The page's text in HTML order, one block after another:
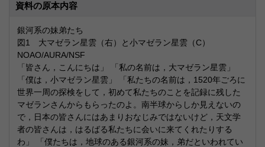
資料の原本内容
銀河系の妹弟たち
図1 大マゼラン星雲（右）と小マゼラン星雲（C）
NOAO/AURA/NSF
「皆さん，こんにちは」 「私の名前は，大マゼラン星雲」
「僕は，小マゼラン星雲」 「私たちの名前は，1520年ごろに
世界一周の探検をして，初めて私たちのことを記録に残した
マゼランさんからもらったのよ。南半球からしか見えないの
で，日本の皆さんにはあまりおなじみではないけど，天文学
者の皆さんは，はるばる私たちに会いに来てくれたりする
わ」 「僕たちは，地球のある銀河系の妹，弟だといわれてい